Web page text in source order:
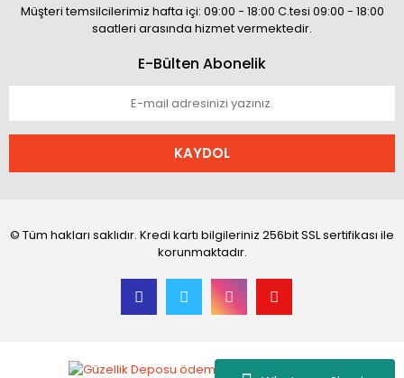
Müşteri temsilcilerimiz hafta içi: 09:00 - 18:00 C.tesi 09:00 - 18:00
saatleri arasında hizmet vermektedir.
E-Bülten Abonelik
KAYDOL
© Tüm hakları saklıdır. Kredi kartı bilgileriniz 256bit SSL sertifikası ile
korunmaktadır.